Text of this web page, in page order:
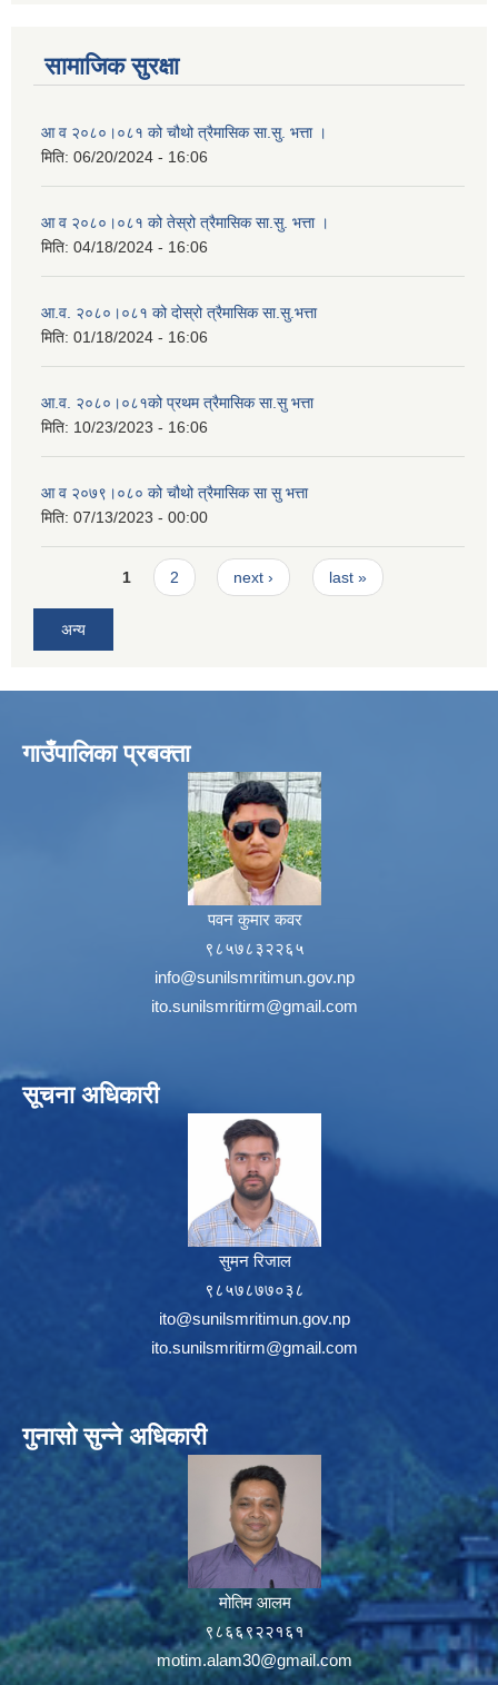
सामाजिक सुरक्षा
आ व २०८०।०८१ को चौथो त्रैमासिक सा.सु. भत्ता ।
मिति: 06/20/2024 - 16:06
आ व २०८०।०८१ को तेस्रो त्रैमासिक सा.सु. भत्ता ।
मिति: 04/18/2024 - 16:06
आ.व. २०८०।०८१ को दोस्रो त्रैमासिक सा.सु.भत्ता
मिति: 01/18/2024 - 16:06
आ.व. २०८०।०८१को प्रथम त्रैमासिक सा.सु भत्ता
मिति: 10/23/2023 - 16:06
आ व २०७९।०८० को चौथो त्रैमासिक सा सु भत्ता
मिति: 07/13/2023 - 00:00
Pages1 2 next › last »
अन्य
गाउँपालिका प्रबक्ता
पवन कुमार कवर
९८५७८३२२६५
info@sunilsmritimun.gov.np
ito.sunilsmritirm@gmail.com
सूचना अधिकारी
सुमन रिजाल
९८५७८७७०३८
ito@sunilsmritimun.gov.np
ito.sunilsmritirm@gmail.com
गुनासो सुन्ने अधिकारी
मोतिम आलम
९८६६९२२१६१
motim.alam30@gmail.com